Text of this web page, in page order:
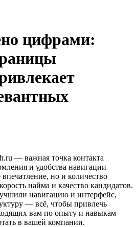
цифрами:
— важная точка контакта
и удобства навигации
впечатление, но и количество
найма и качество кандидатов.
навигацию и интерфейс,
— всё, чтобы привлечь
вам по опыту и навыкам
в вашей компании.